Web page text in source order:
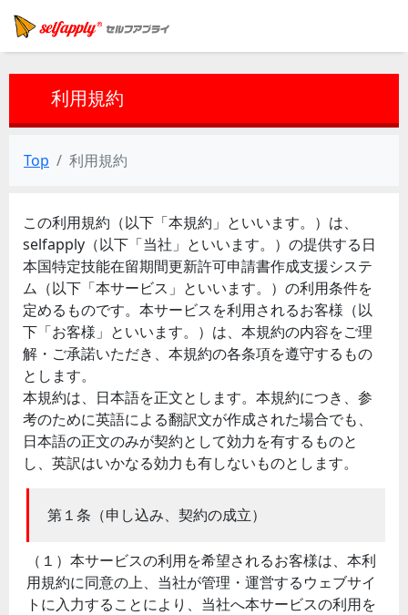
利用規約
Top 利用規約
この利用規約（以下「本規約」といいます。）は、
selfapply（以下「当社」といいます。）の提供する日
本国特定技能在留期間更新許可申請書作成支援システ
ム（以下「本サービス」といいます。）の利用条件を
定めるものです。本サービスを利用されるお客様（以
下「お客様」といいます。）は、本規約の内容をご理
解・ご承諾いただき、本規約の各条項を遵守するもの
とします。
本規約は、日本語を正文とします。本規約につき、参
考のために英語による翻訳文が作成された場合でも、
日本語の正文のみが契約として効力を有するものと
し、英訳はいかなる効力も有しないものとします。
第１条（申し込み、契約の成立）
（１）本サービスの利用を希望されるお客様は、本利
用規約に同意の上、当社が管理・運営するウェブサイ
トに入力することにより、当社へ本サービスの利用を